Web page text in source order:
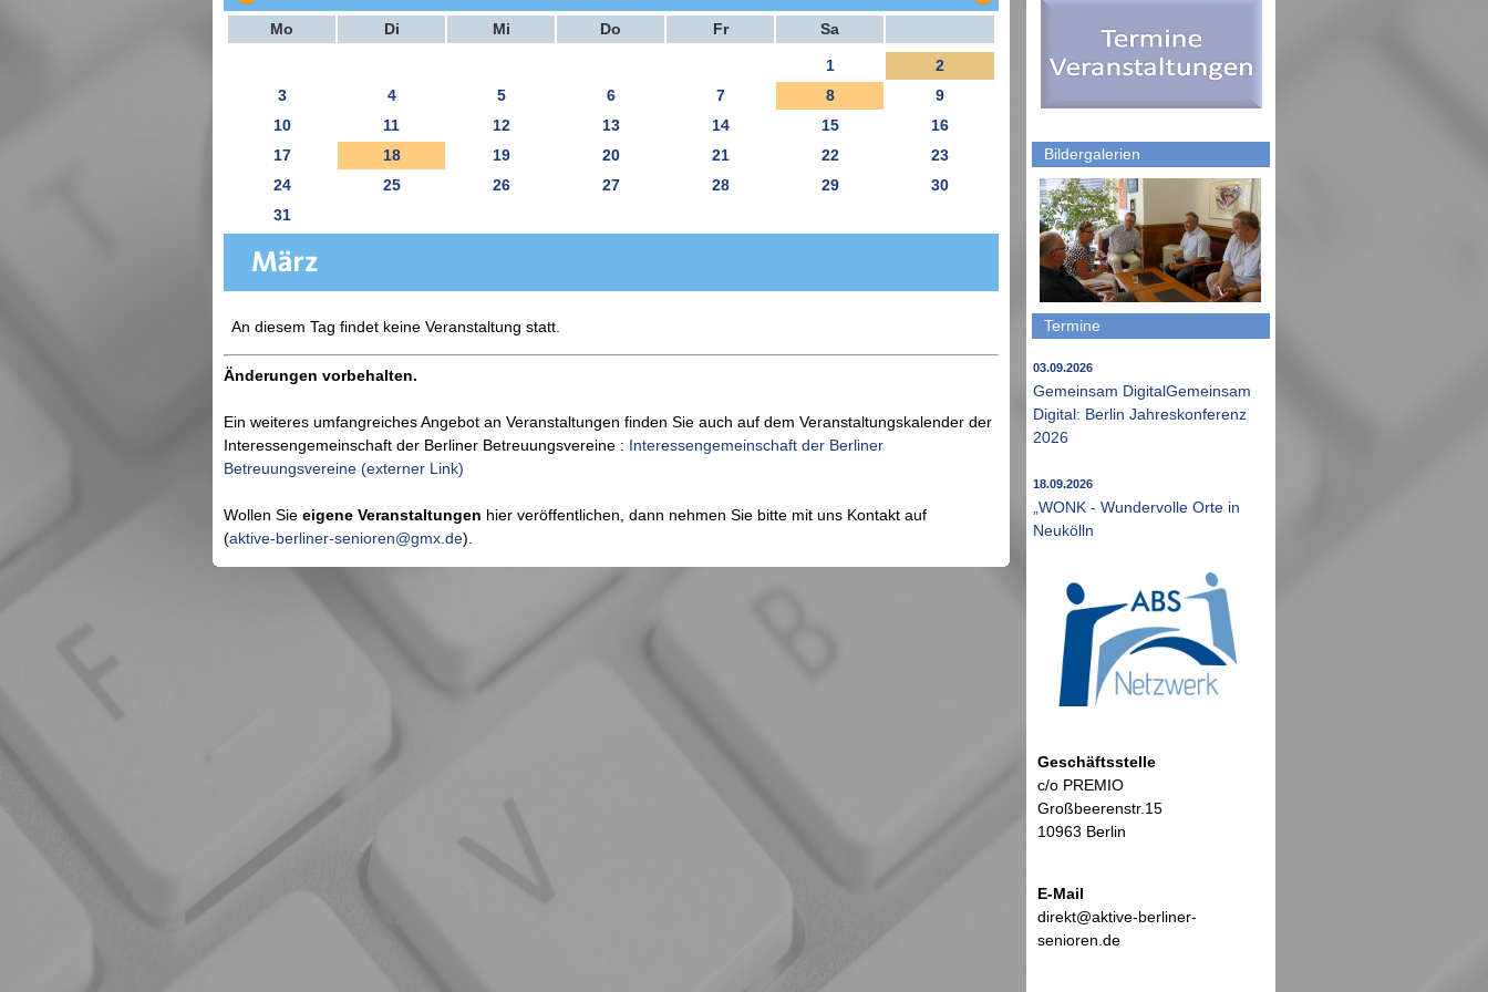
Mo Di Mi Do Fr Sa
1
2
3
4 5 6 7 8
9
10
11 12 13 14 15
16
17
18 19 20 21 22
23
24
25 26 27 28 29
30
31
An diesem Tag findet keine Veranstaltung statt.
Änderungen vorbehalten.
Ein weiteres umfangreiches Angebot an Veranstaltungen finden Sie auch auf dem Veranstaltungskalender der
Interessengemeinschaft der Berliner Betreuungsvereine : Interessengemeinschaft der Berliner
Betreuungsvereine (externer Link)
Wollen Sie eigene Veranstaltungen hier veröffentlichen, dann nehmen Sie bitte mit uns Kontakt auf
(aktive-berliner-senioren@gmx.de).
Bildergalerien
Termine
03.09.2026
Gemeinsam DigitalGemeinsam
Digital: Berlin Jahreskonferenz
2026
18.09.2026
„WONK - Wundervolle Orte in
Neukölln
Geschäftsstelle
c/o PREMIO
Großbeerenstr.15
10963 Berlin
E-Mail
direkt@aktive-berliner-
senioren.de